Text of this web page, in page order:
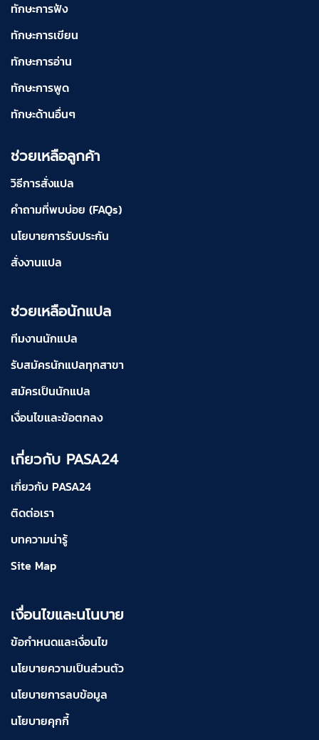
ทักษะการฟัง
ทักษะการเขียน
ทักษะการอ่าน
ทักษะการพูด
ทักษะด้านอื่นๆ
ช่วยเหลือลูกค้า
วิธีการสั่งแปล
คำถามที่พบบ่อย (FAQs)
นโยบายการรับประกัน
สั่งงานแปล
ช่วยเหลือนักแปล
ทีมงานนักแปล
รับสมัครนักแปลทุกสาขา
สมัครเป็นนักแปล
เงื่อนไขและข้อตกลง
เกี่ยวกับ PASA24
เกี่ยวกับ PASA24
ติดต่อเรา
บทความน่ารู้
Site Map
เงื่อนไขและนโนบาย
ข้อกำหนดและเงื่อนไข
นโยบายความเป็นส่วนตัว
นโยบายการลบข้อมูล
นโยบายคุกกี้